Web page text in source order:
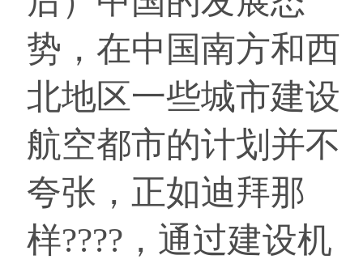
势，在中国南方和西
北地区一些城市建设
航空都市的计划并不
夸张，正如迪拜那
样????，通过建设机